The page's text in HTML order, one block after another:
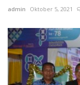
admin Oktober 5, 2021